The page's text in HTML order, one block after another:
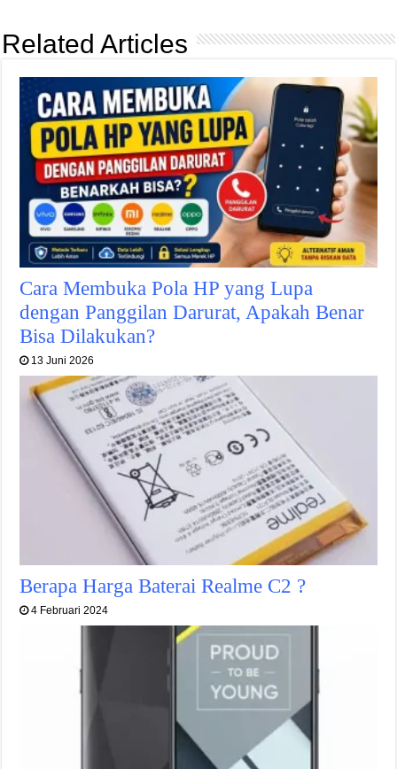
Related Articles
Cara Membuka Pola HP yang Lupa
dengan Panggilan Darurat, Apakah Benar
Bisa Dilakukan?
13 Juni 2026
Berapa Harga Baterai Realme C2 ?
4 Februari 2024